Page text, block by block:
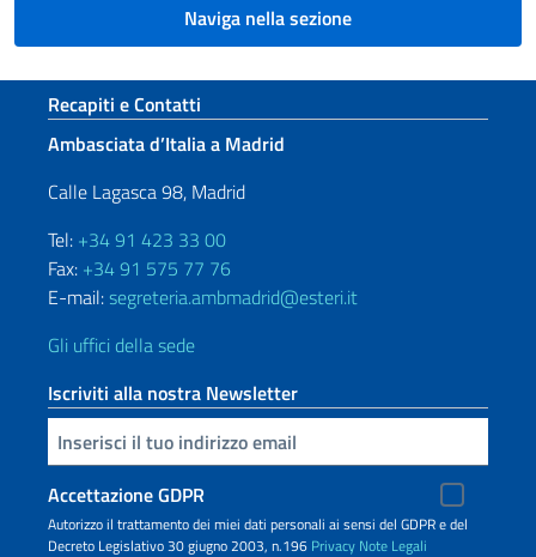
Naviga nella sezione
Sezione footer
Recapiti e Contatti
Ambasciata d’Italia a Madrid
Calle Lagasca 98, Madrid
Tel: +34 91 423 33 00
Fax: +34 91 575 77 76
E-mail:segreteria.ambmadrid@esteri.it
Gli uffici della sede
Iscriviti alla nostra Newsletter
Inserisci la tua email
Accettazione GDPR
Autorizzo il trattamento dei miei dati personali ai sensi del GDPR e del
Decreto Legislativo 30 giugno 2003, n.196 Privacy Note Legali